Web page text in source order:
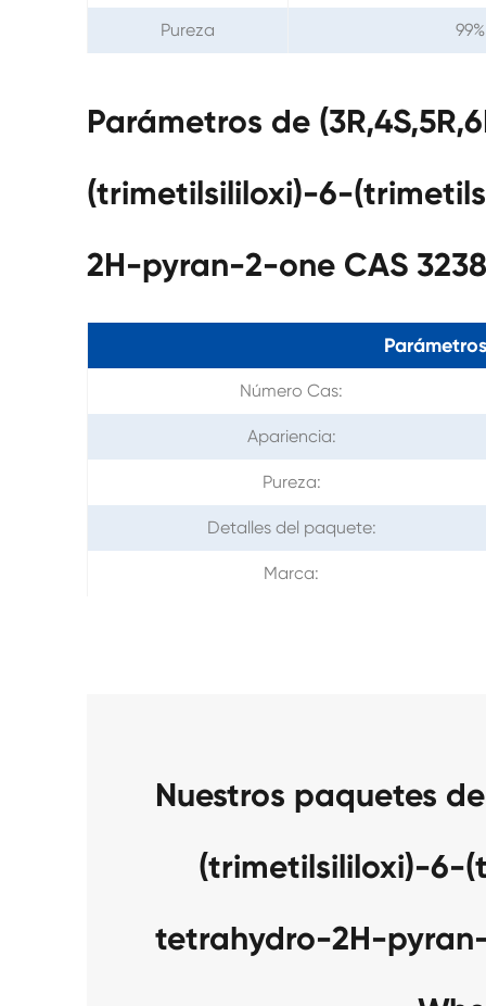
Pureza
Parámetros de
(trimetilsililoxi)-6-
2H-pyran-2-one CAS
Número Cas:
Apariencia:
Pureza:
Detalles del paquete:
Marca:
Nuestros paquetes
(trimetilsililoxi)-6-
tetrahydro-2H-